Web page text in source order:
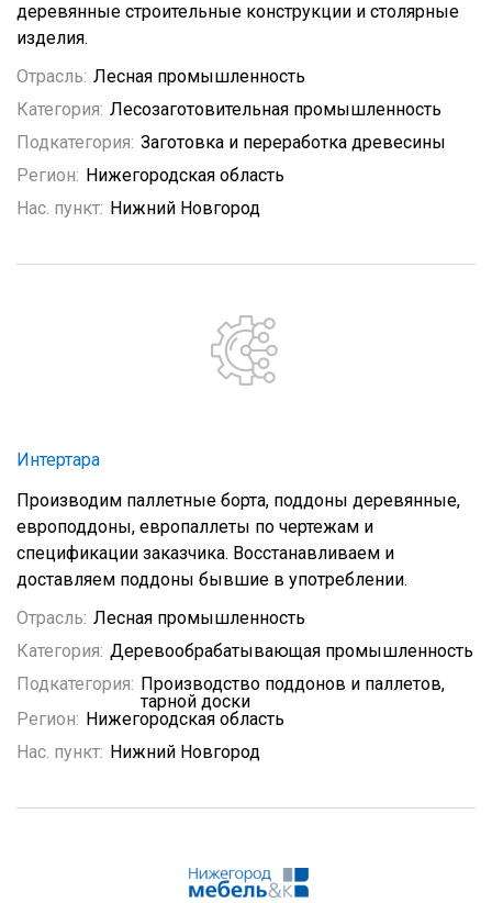
деревянные строительные конструкции и столярные
изделия.
Отрасль: Лесная промышленность
Категория: Лесозаготовительная промышленность
Подкатегория: Заготовка и переработка древесины
Регион: Нижегородская область
Нас. пункт: Нижний Новгород
Интертара
Производим паллетные борта, поддоны деревянные,
европоддоны, европаллеты по чертежам и
спецификации заказчика. Восстанавливаем и
доставляем поддоны бывшие в употреблении.
Отрасль: Лесная промышленность
Категория: Деревообрабатывающая промышленность
Подкатегория: Производство поддонов и паллетов,
тарной доски
Регион: Нижегородская область
Нас. пункт: Нижний Новгород